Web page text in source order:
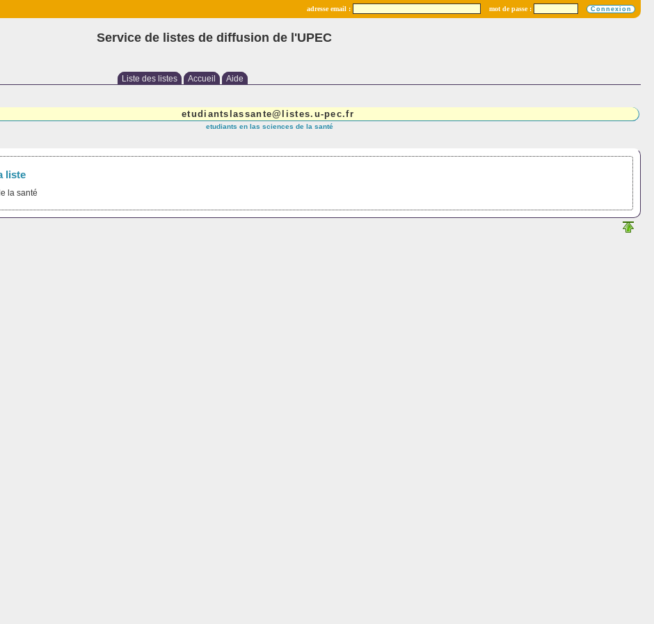
adresse email : mot de passe :
Service de listes de diffusion de l'UPEC
Liste des listes Accueil Aide
etudiantslassante@listes.u-pec.fr
etudiants en las sciences de la santé
liste
la santé